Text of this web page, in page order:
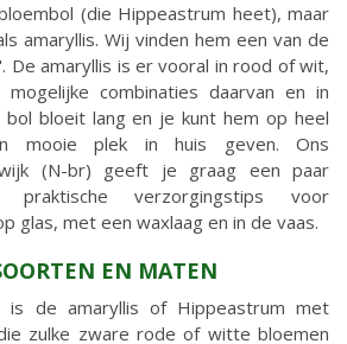
(die Hippeastrum heet), maar
amaryllis. Wij vinden hem een van de
De amaryllis is er vooral in rood of wit,
combinaties daarvan en in
bloeit lang en je kunt hem op heel
mooie plek in huis geven. Ons
(N-br) geeft je graag een paar
praktische verzorgingstips voor
glas, met een waxlaag en in de vaas.
EN MATEN
is de amaryllis of Hippeastrum met
zulke zware rode of witte bloemen